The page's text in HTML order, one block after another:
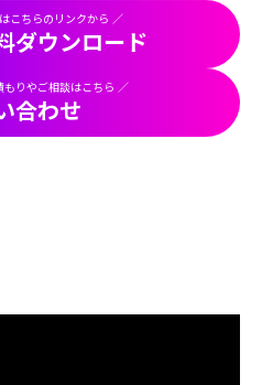
こちらのリンクから ／
ダウンロード
りやご相談はこちら ／
合わせ